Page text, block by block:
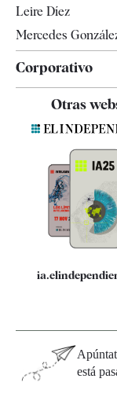
Leire Díez
Mercedes
Corporativo
Contacto
Quiénes somos
Especificaciones
Otras
está